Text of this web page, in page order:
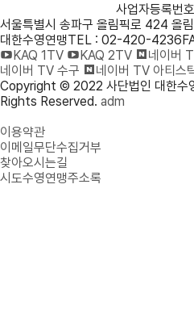
사업자등록번
서울특별시 송파구 올림픽로 424 올
대한수영연맹TEL : 02-420-4236
KAQ 1TV
KAQ 2TV 네이버
네이버 TV 수구
네이버 TV 아티스
Copyright © 2022 사단법인 대한수
Rights Reserved. adm
이용약관
이메일무단수집거부
찾아오시는길
시도수영연맹주소록